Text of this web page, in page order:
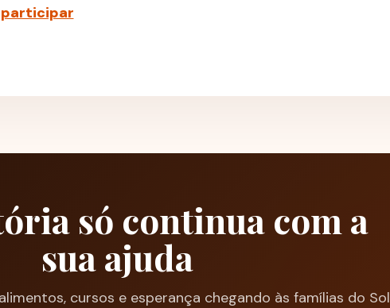
só continua com a
sua ajuda
cursos e esperança chegando às famílias do Sol